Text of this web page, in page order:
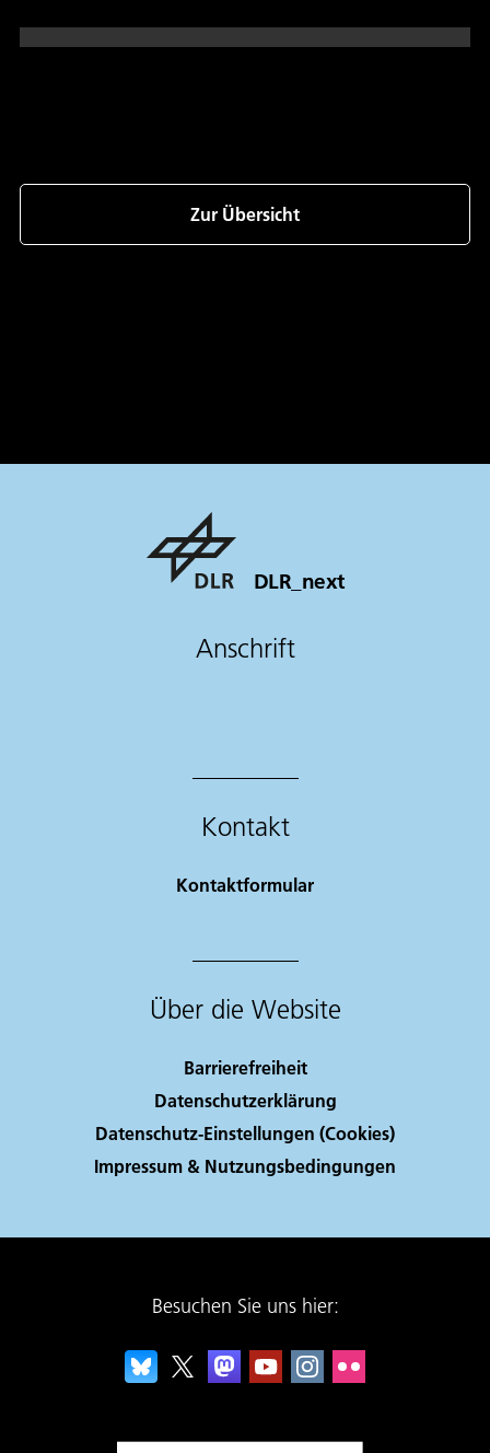
Zur Übersicht
DLR_next
Anschrift
Kontakt
Kontaktformular
Über die Website
Barrierefreiheit
Datenschutzerklärung
Datenschutz-Einstellungen (Cookies)
Impressum & Nutzungsbedingungen
Besuchen Sie uns hier: